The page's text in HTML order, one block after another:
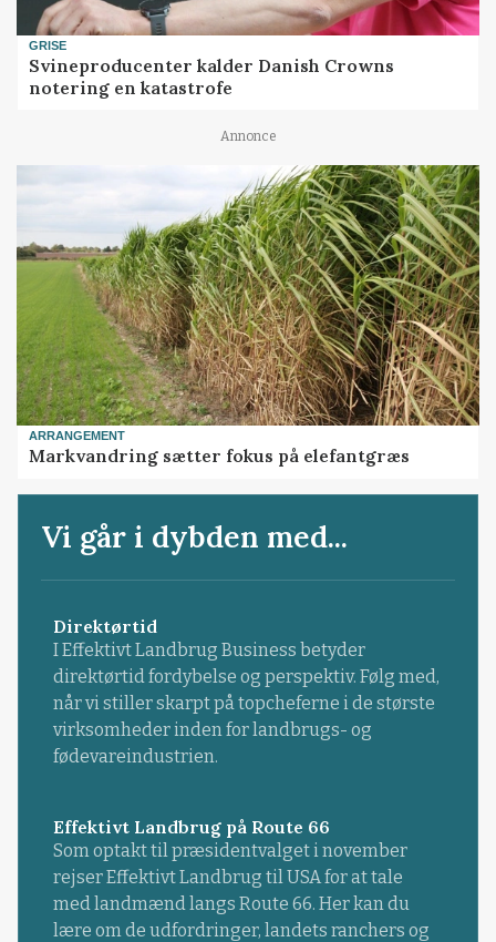
GRISE
Svineproducenter kalder Danish Crowns
notering en katastrofe
Annonce
ARRANGEMENT
Markvandring sætter fokus på elefantgræs
Vi går i dybden med...
Direktørtid
I Effektivt Landbrug Business betyder
direktørtid fordybelse og perspektiv. Følg med,
når vi stiller skarpt på topcheferne i de største
virksomheder inden for landbrugs- og
fødevareindustrien.
Effektivt Landbrug på Route 66
Som optakt til præsidentvalget i november
rejser Effektivt Landbrug til USA for at tale
med landmænd langs Route 66. Her kan du
lære om de udfordringer, landets ranchers og